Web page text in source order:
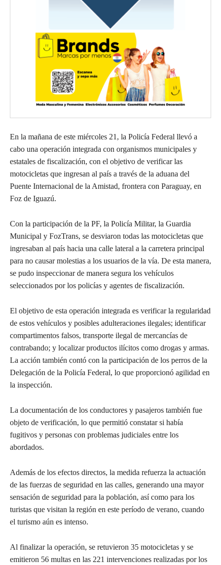
En la mañana de este miércoles 21, la Policía Federal llevó a
cabo una operación integrada con organismos municipales y
estatales de fiscalización, con el objetivo de verificar las
motocicletas que ingresan al país a través de la aduana del
Puente Internacional de la Amistad, frontera con Paraguay, en
Foz de Iguazú.
Con la participación de la PF, la Policía Militar, la Guardia
Municipal y FozTrans, se desviaron todas las motocicletas que
ingresaban al país hacia una calle lateral a la carretera principal
para no causar molestias a los usuarios de la vía. De esta manera,
se pudo inspeccionar de manera segura los vehículos
seleccionados por los policías y agentes de fiscalización.
El objetivo de esta operación integrada es verificar la regularidad
de estos vehículos y posibles adulteraciones ilegales; identificar
compartimentos falsos, transporte ilegal de mercancías de
contrabando; y localizar productos ilícitos como drogas y armas.
La acción también contó con la participación de los perros de la
Delegación de la Policía Federal, lo que proporcionó agilidad en
la inspección.
La documentación de los conductores y pasajeros también fue
objeto de verificación, lo que permitió constatar si había
fugitivos y personas con problemas judiciales entre los
abordados.
Además de los efectos directos, la medida refuerza la actuación
de las fuerzas de seguridad en las calles, generando una mayor
sensación de seguridad para la población, así como para los
turistas que visitan la región en este período de verano, cuando
el turismo aún es intenso.
Al finalizar la operación, se retuvieron 35 motocicletas y se
emitieron 56 multas en las 221 intervenciones realizadas por los